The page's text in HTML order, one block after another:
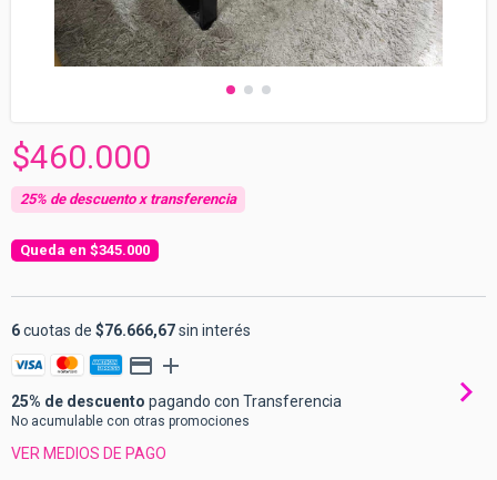
$460.000
$345.000
6cuotas de $76.666,67sin interés
25% de descuento pagando con Transferencia
No acumulable con otras promociones
VER MEDIOS DE PAGO